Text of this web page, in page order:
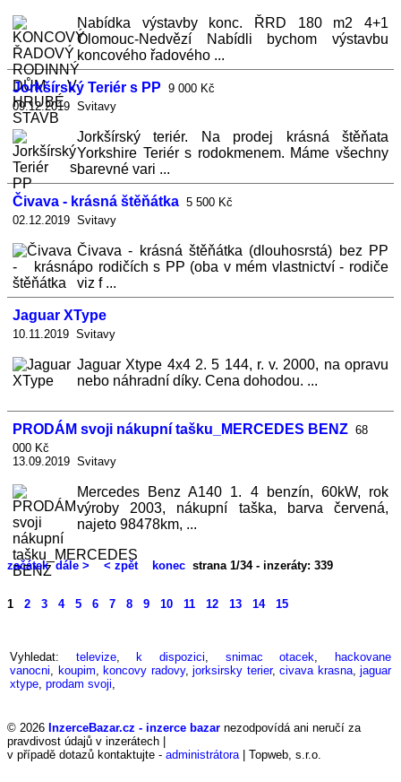
Nabídka výstavby konc. ŘRD 180 m2 4+1
Olomouc-Nedvězí Nabídli bychom výstavbu
koncového řadového ...
Jorkšírský Teriér s PP 9 000 Kč
09.12.2019 Svitavy
Jorkšírský teriér. Na prodej krásná štěňata
Yorkshire Teriér s rodokmenem. Máme všechny
barevné vari ...
Čivava - krásná štěňátka 5 500 Kč
02.12.2019 Svitavy
Čivava - krásná štěňátka (dlouhosrstá) bez PP
po rodičích s PP (oba v mém vlastnictví - rodiče
viz f ...
Jaguar XType
10.11.2019 Svitavy
Jaguar Xtype 4x4 2. 5 144, r. v. 2000, na opravu
nebo náhradní díky. Cena dohodou. ...
PRODÁM svoji nákupní tašku_MERCEDES BENZ 68
000 Kč
13.09.2019 Svitavy
Mercedes Benz A140 1. 4 benzín, 60kW, rok
výroby 2003, nákupní taška, barva červená,
najeto 98478km, ...
začátek dále > < zpět konec strana 1/34 - inzeráty: 339
1 2 3 4 5 6 7 8 9 10 11 12 13 14 15
Vyhledat: televize, k dispozici, snimac otacek,
hackovane
vanocni, koupim, koncovy radovy, jorksirsky terier, civava krasna, jaguar
xtype, prodam svoji,
© 2026 InzerceBazar.cz - inzerce bazar nezodpovídá ani neručí za
pravdivost údajů v inzerátech |
v případě dotazů kontaktujte - administrátora | Topweb, s.r.o.